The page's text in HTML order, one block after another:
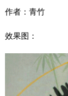
作者：青竹
效果图：